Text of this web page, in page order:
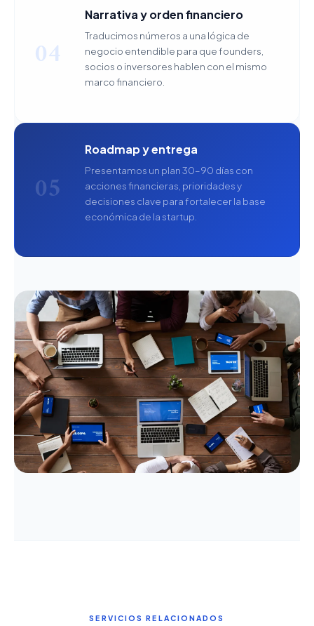
04
Narrativa y orden financiero
Traducimos números a una lógica de
negocio entendible para que founders,
socios o inversores hablen con el mismo
marco financiero.
05
Roadmap y entrega
Presentamos un plan 30–90 días con
acciones financieras, prioridades y
decisiones clave para fortalecer la base
económica de la startup.
Un buen número no sirve solo para
SERVICIOS RELACIONADOS